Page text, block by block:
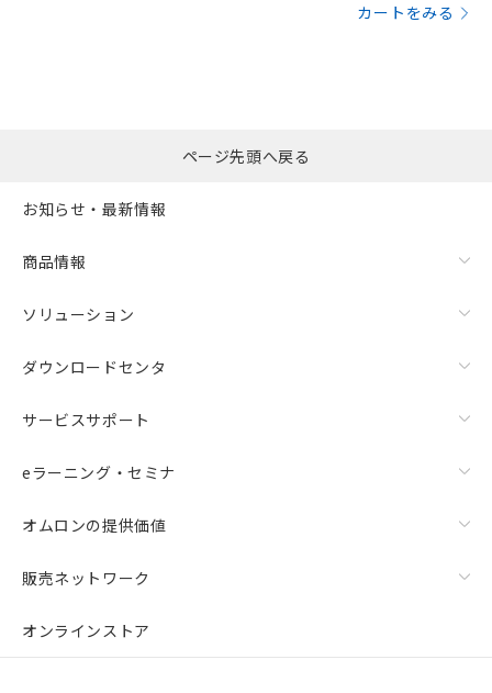
カートをみる
ページ先頭へ戻る
お知らせ・最新情報
商品情報
ソリューション
ダウンロードセンタ
サービスサポート
eラーニング・セミナ
オムロンの提供価値
販売ネットワーク
オンラインストア